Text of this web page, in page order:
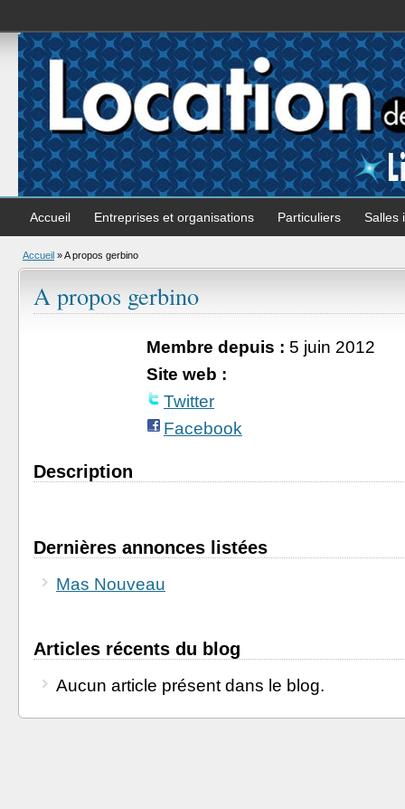
Accueil Entreprises et organisations Particuliers Salles
Accueil »A propos gerbino
A propos gerbino
Membre depuis : 5 juin 2012
Site web :
Twitter
Facebook
Description
Dernières annonces listées
Mas Nouveau
Articles récents du blog
Aucun article présent dans le blog.